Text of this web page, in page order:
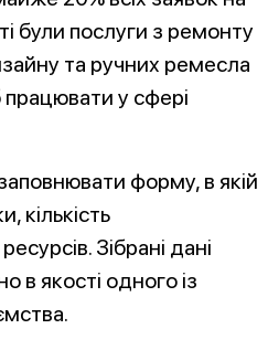
були послуги з ремонту
та ручних ремесла
працювати у сфері
форму, в якій
кількість
Зібрані дані
в якості одного із